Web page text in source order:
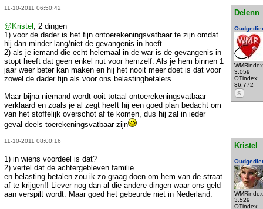
11-10-2011 06:50:42
Delenn
3.059
OTindex:
36.772
S
@Kristel ; 2 dingen
1) voor de dader is het fijn ontoerekeningsvatbaar te zijn omdat
hij dan minder lang/niet de gevangenis in hoeft
2) als je iemand die echt helemaal in de war is de gevangenis in
stopt heeft dat geen enkel nut voor hemzelf. Als je hem binnen 1
jaar weer beter kan maken en hij het nooit meer doet is dat voor
zowel de dader fijn als voor ons belastingbetalers.
Maar bijna niemand wordt ooit totaal ontoerekeningsvatbaar
verklaard en zoals je al zegt heeft hij een goed plan bedacht om
van het stoffelijk overschot af te komen, dus hij zal in ieder
geval deels toerekeningsvatbaar zijn
11-10-2011 08:00:16
Kristel
3.529
OTindex:
1) in wiens voordeel is dat?
2) vertel dat de achtergebleven familie
en belasting betalen zou ik zo graag doen om hem van de straat
af te krijgen!! Liever nog dan al die andere dingen waar ons geld
aan verspilt wordt. Maar goed het gebeurde niet in Nederland.